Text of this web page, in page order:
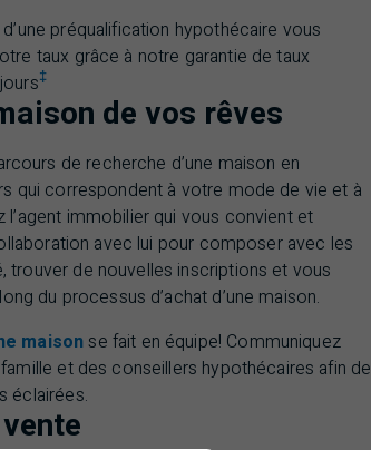
d’une préqualification hypothécaire vous
taux grâce à notre garantie de taux
‡
de vos rêves
de recherche d’une maison en
qui correspondent à votre mode de vie et à
immobilier qui vous convient et
avec lui pour composer avec les
trouver de nouvelles inscriptions et vous
du processus d’achat d’une maison.
maisonse fait en équipe! Communiquez
et des conseillers hypothécaires afin de
éclairées.